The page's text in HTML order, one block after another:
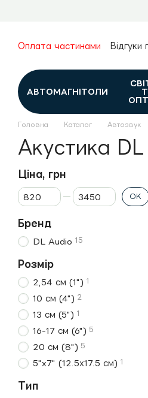
Оплата частинами Відгуки
Контакти
Каталог
АВТОМАГНІТОЛИ
Головна Каталог Автозвук
Акустика
Ціна, грн
Від Ціна, грн
До Ціна, грн
ОК
Бренд
DL Audio 15
Розмір
2,54 см (1") 1
10 см (4") 2
13 см (5") 1
16-17 см (6") 5
20 см (8") 5
5"x7" (12.5х17.5 см) 1
Тип